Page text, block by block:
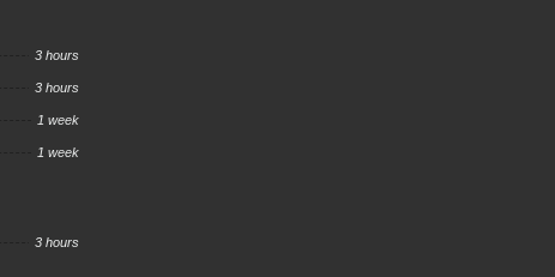
3 hours
3 hours
1 week
1 week
3 hours